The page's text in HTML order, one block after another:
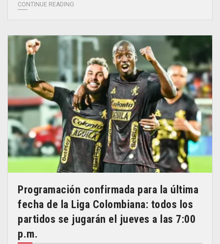
CONTINUE READING
Programación confirmada para la última
fecha de la Liga Colombiana: todos los
partidos se jugarán el jueves a las 7:00
p.m.